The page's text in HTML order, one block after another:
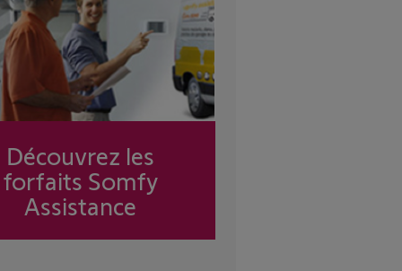
Découvrez les
forfaits Somfy
Assistance